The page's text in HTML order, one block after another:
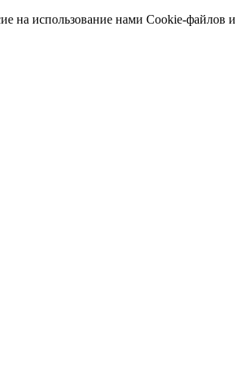
на использование нами Cookie-